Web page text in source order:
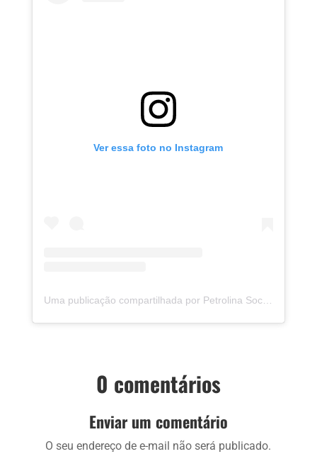
Ver essa foto no Instagram
Uma publicação compartilhada por Petrolina Social Futebol Clube (@petrolinasfc)
0 comentários
Enviar um comentário
O seu endereço de e-mail não será publicado.